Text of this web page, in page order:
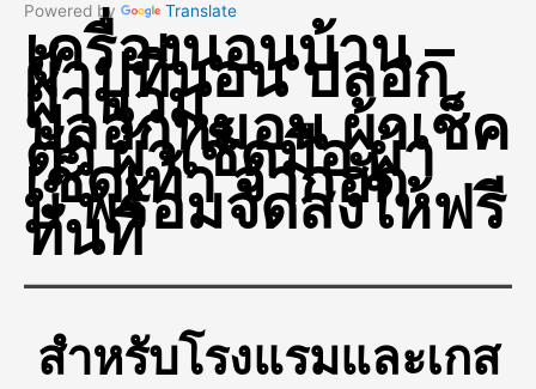
Powered by Translate
เครื่องนอนบ้าน –
ผ้าปูที่นอน ปลอก
ผ้านวม
ปลอกหมอน ผ้าเช็ค
ตัว ผ้าเช็ดมือ ผ้า
เช็ดเท้า จากฮัก
ษ์พร้อมจัดส่งให้ฟรี
ทันที
สำหรับโรงแรมและเกส